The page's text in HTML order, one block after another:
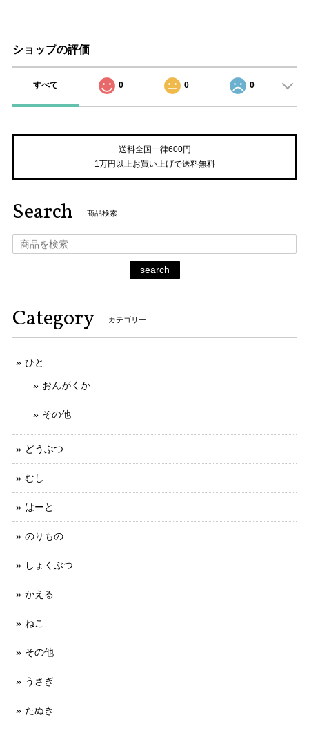
ショップの評価
すべて 0 0 0
送料全国一律600円
1万円以上お買い上げで送料無料
Search 商品検索
search
Category カテゴリー
ひと
おんがくか
その他
どうぶつ
むし
はーと
のりもの
しょくぶつ
かえる
ねこ
その他
うさぎ
たぬき